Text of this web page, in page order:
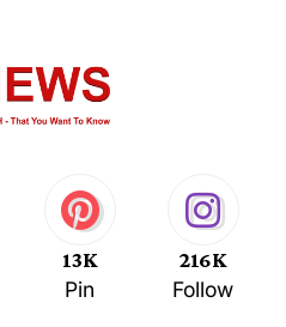
13K
Pin
216K
Follow